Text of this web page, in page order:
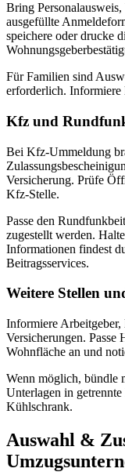
Bring
ausgefüllte
speichere oder drucke
Für Familien sind
erforderlich. Informiere
Kfz und
Bei Kfz‑Ummeldung
Versicherung. Prüfe
Kfz‑Stelle.
Passe den
zugestellt werden.
Informationen findest
Beitragsservices.
Weitere Stellen
Informiere Arbeitgeber,
Versicherungen. Passe
Wohnfläche an und
Wenn möglich, bündle
Unterlagen in
Kühlschrank.
Auswahl &